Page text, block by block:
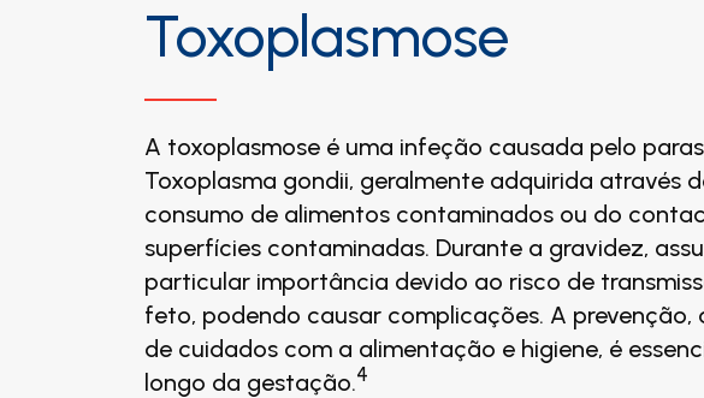
Toxoplasmose
A toxoplasmose é uma infeção causada pelo
Toxoplasma gondii, geralmente adquirida através
consumo de alimentos contaminados ou do
superfícies contaminadas. Durante a gravidez,
particular importância devido ao risco de
feto, podendo causar complicações. A prevenção,
de cuidados com a alimentação e higiene, é
longo da gestação.4